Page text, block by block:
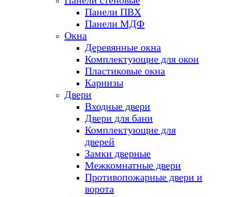
Панели ПВХ
Панели МДФ
Окна
Деревянные окна
Комплектующие для окон
Пластиковые окна
Карнизы
Двери
Входные двери
Двери для бани
Комплектующие для
дверей
Замки дверные
Межкомнатные двери
Противопожарные двери и
ворота